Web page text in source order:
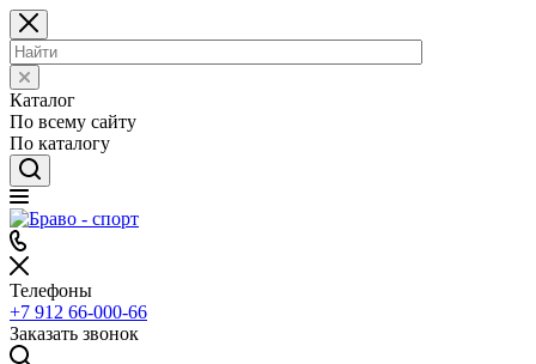
Каталог
По всему сайту
По каталогу
Телефоны
+7 912 66-000-66
Заказать звонок